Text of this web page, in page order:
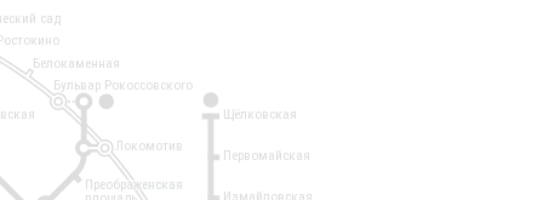
1
Локомотив
сад
Белокаменная
Щёлковская
Первомайская
Измайловская
Бульвар Рокоссовского
Преображенская